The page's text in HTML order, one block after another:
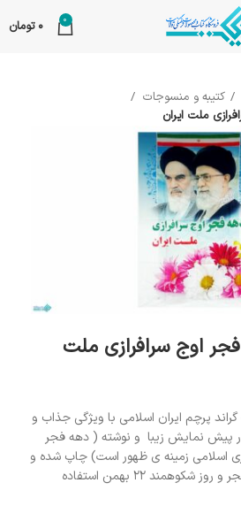
0
0 تومان
کتیبه و منسوجات
ملت ایران
فجر اوج سرافرازی ملت
پرچم ایران اسلامی با ویژگی جذاب و
در پیش نمایش زیبا و نوشته ( دهه فجر
اسلامی زمینه ی ظهور است) چاپ شده و
برای تبریک ایام الله دهه فجر و روز شکوهمند ۲۲ بهمن استفاده